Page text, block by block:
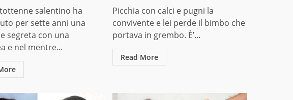
salentino ha
per sette anni una
segreta con una
e nel mentre...
Picchia con calci e pugni la
convivente e lei perde il bimbo che
portava in grembo. È’...
Read More